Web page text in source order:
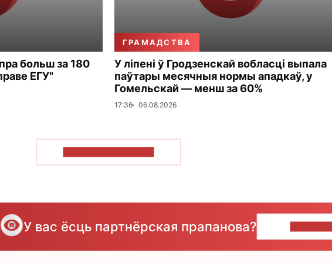
больш за 180
ЕГУ"
ГРАМАДСТВА
У ліпені ў Гродзенскай вобласці выпала
паўтары месячныя нормы ападкаў, у
Гомельскай — менш за 60%
17:36 06.08.2026
У вас ёсць партнёрская прапанова?